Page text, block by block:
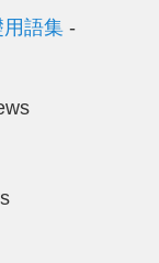
語集 -